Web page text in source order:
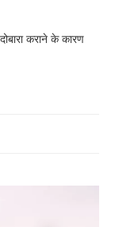
कराने के कारण